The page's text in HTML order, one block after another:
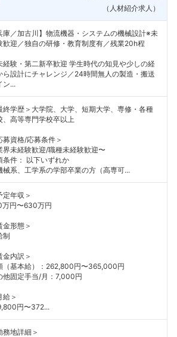
（人材紹介求人）
庫／加古川】物流機器・システムの機械設計※未
歓迎／独自の研修・教育制度有／残業20h程
経験・第二新卒歓迎 学生時代の知見や少しの経
ら設計にチャレンジ／24時間無人の製造・搬送
ン...
終学歴＞大学院、大学、短期大学、専修・各種
、高等専門学校卒以上
募資格/応募条件＞
界未経験歓迎/職種未経験歓迎〜
条件： 以下いずれか
械系、工学系の学部卒業の方（高専可...
定年収＞
円〜630万円
金形態＞
制
金内訳＞
（基本給）：262,800円〜365,000円
他固定手当/月：7,000円
給＞
円〜372...
務地詳細＞